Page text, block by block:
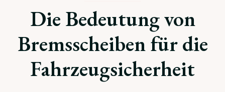
Die Bedeutung von
Bremsscheiben für die
Fahrzeugsicherheit